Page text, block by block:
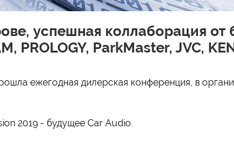
успешная коллаборация от
PROLOGY, ParkMaster, JVC,
ежегодная дилерская конференция, в
2019 - будущее Car Audio.